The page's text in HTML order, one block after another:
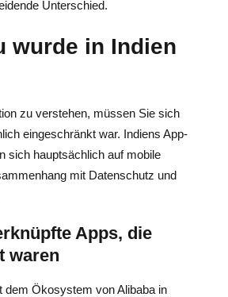
Unterschied.
wurde in Indien
zu verstehen, müssen Sie sich
eingeschränkt war. Indiens App-
sich hauptsächlich auf mobile
mit Datenschutz und
Apps, die
waren
dem Ökosystem von Alibaba in